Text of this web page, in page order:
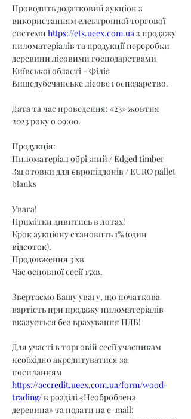
Проводить додатковий аукціон з
використанням електронної торгової
системи https://ets.ueex.com.ua з продажу
пиломатеріалів та продукції переробки
деревини лісовими господарствами
Київської області - Філія
Вищедубечанське лісове господарство.
Дата та час проведення: «23» жовтня
2023 року о 09:00.
Продукція:
Пиломатеріал обрізний / Edged timber
Заготовки для європіддонів / EURO pallet
blanks
Увага!
Примітки дивитись в лотах!
Крок аукціону становить 1% (один
відсоток).
Продовження 3 хв
Час основної сесії 15хв.
Звертаємо Вашу увагу, що початкова
вартість при продажу пиломатеріалів
вказується без врахування ПДВ!
Для участі в торговій сесії учасникам
необхідно акредитуватися за
посиланням
https://accredit.ueex.com.ua/form/wood-
trading/ в розділі «Необроблена
деревина» та подати на e-mail: